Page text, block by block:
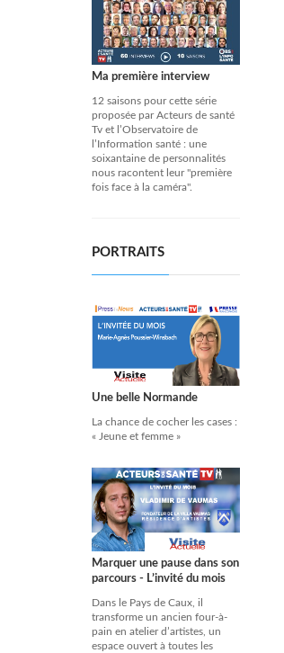
Ma première interview
12 saisons pour cette série
proposée par Acteurs de santé
Tv et l’Observatoire de
l’Information santé : une
soixantaine de personnalités
nous racontent leur "première
fois face à la caméra".
PORTRAITS
Une belle Normande
La chance de cocher les cases :
« Jeune et femme »
Marquer une pause dans son
parcours - L’invité du mois
Dans le Pays de Caux, il
transforme un ancien four-à-
pain en atelier d’artistes, un
espace ouvert à toutes les